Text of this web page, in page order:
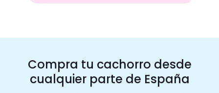
Compra tu cachorro desde
cualquier parte de España